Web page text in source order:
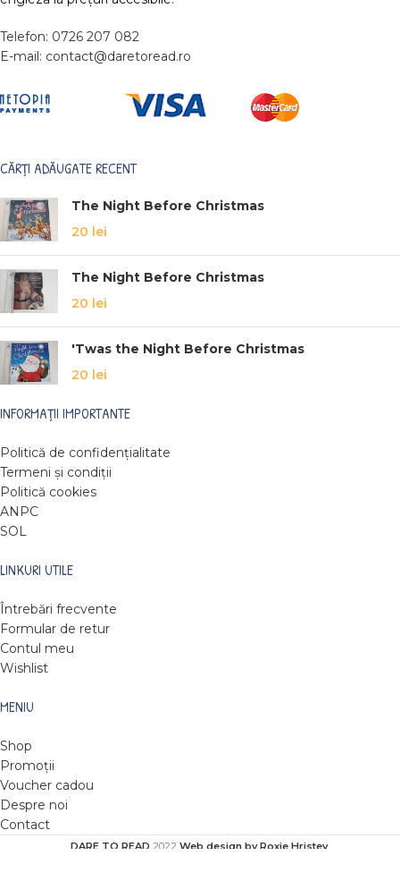
Telefon: 0726 207 082
E-mail: contact@daretoread.ro
CĂRȚI ADĂUGATE RECENT
The Night Before Christmas
20 lei
The Night Before Christmas
20 lei
'Twas the Night Before Christmas
20 lei
INFORMAȚII IMPORTANTE
Politică de confidențialitate
Termeni și condiții
Politică cookies
ANPC
SOL
LINKURI UTILE
Întrebări frecvente
Formular de retur
Contul meu
Wishlist
MENIU
Shop
Promoții
Voucher cadou
Despre noi
Contact
DARE TO READ 2022 Web design by Roxie Hristev.